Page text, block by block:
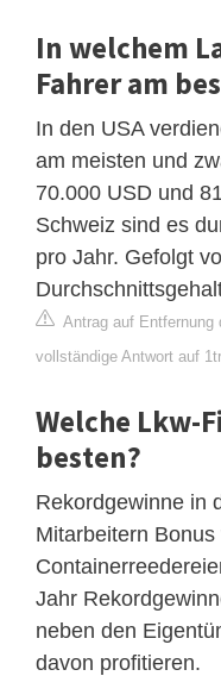
In welchem
Fahrer am
In den USA
am meisten und
70.000 USD und
Schweiz sind es
pro Jahr. Gefolgt
Antrag auf Entfernung
vollständige Antwort auf
Welche Lkw-
besten?
Rekordgewinne in
Mitarbeitern
Jahr
neben den
davon profitieren.